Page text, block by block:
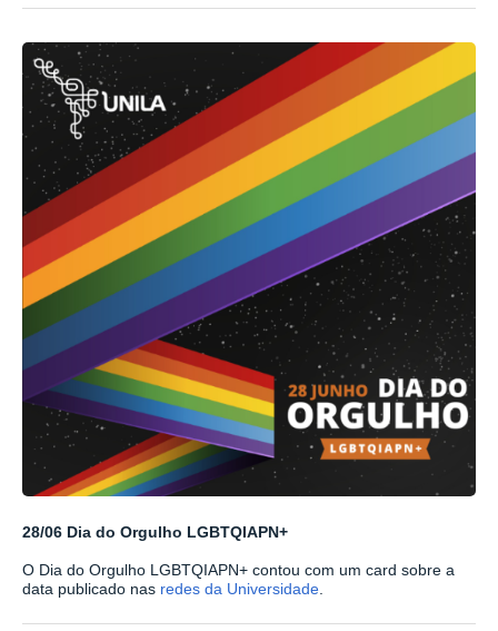
28/06 Dia do Orgulho LGBTQIAPN+
O Dia do Orgulho LGBTQIAPN+ contou com um card sobre a
data publicado nas redes da Universidade